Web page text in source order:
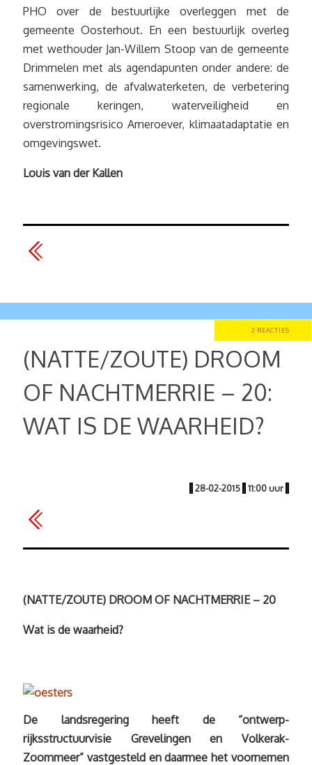
PHO over de bestuurlijke overleggen met de
gemeente Oosterhout. En een bestuurlijk overleg
met wethouder Jan-Willem Stoop van de gemeente
Drimmelen met als agendapunten onder andere: de
samenwerking, de afvalwaterketen, de verbetering
regionale keringen, waterveiligheid en
overstromingsrisico Ameroever, klimaatadaptatie en
omgevingswet.
Louis van der Kallen
2 REACTIES
(NATTE/ZOUTE) DROOM
OF NACHTMERRIE – 20:
WAT IS DE WAARHEID?
| 28-02-2015 | 11:00 uur |
(NATTE/ZOUTE) DROOM OF NACHTMERRIE – 20
Wat is de waarheid?
De landsregering heeft de “ontwerp-
rijksstructuurvisie Grevelingen en Volkerak-
Zoommeer” vastgesteld en daarmee het voornemen